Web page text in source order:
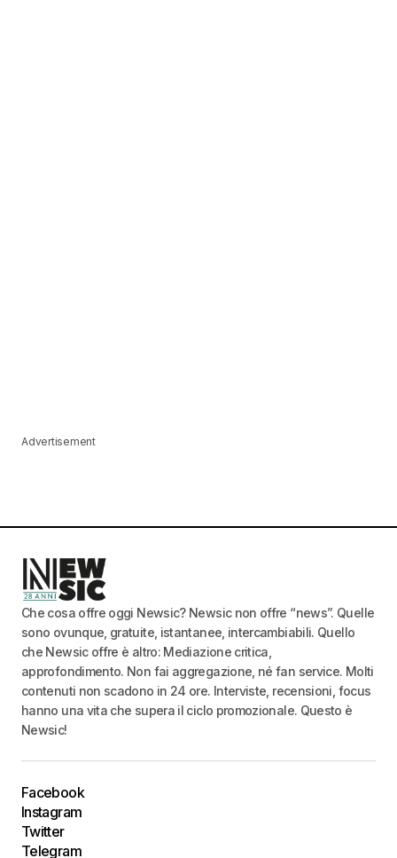
Advertisement
Che cosa offre oggi Newsic? Newsic non offre “news”. Quelle
sono ovunque, gratuite, istantanee, intercambiabili. Quello
che Newsic offre è altro: Mediazione critica,
approfondimento. Non fai aggregazione, né fan service. Molti
contenuti non scadono in 24 ore. Interviste, recensioni, focus
hanno una vita che supera il ciclo promozionale. Questo è
Newsic!
Facebook
Instagram
Twitter
Telegram